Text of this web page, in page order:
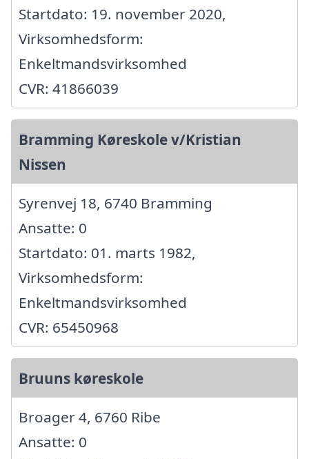
Startdato: 19. november 2020,
Virksomhedsform:
Enkeltmandsvirksomhed
CVR: 41866039
Bramming Køreskole v/Kristian
Nissen
Syrenvej 18, 6740 Bramming
Ansatte: 0
Startdato: 01. marts 1982,
Virksomhedsform:
Enkeltmandsvirksomhed
CVR: 65450968
Bruuns køreskole
Broager 4, 6760 Ribe
Ansatte: 0